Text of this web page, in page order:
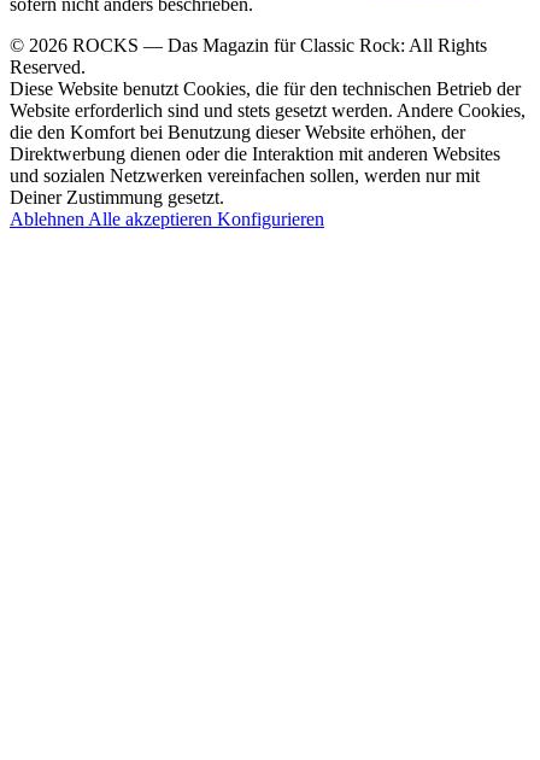
sofern nicht anders beschrieben.
© 2026 ROCKS — Das Magazin für Classic Rock: All Rights
Reserved.
Diese Website benutzt Cookies, die für den technischen Betrieb der
Website erforderlich sind und stets gesetzt werden. Andere Cookies,
die den Komfort bei Benutzung dieser Website erhöhen, der
Direktwerbung dienen oder die Interaktion mit anderen Websites
und sozialen Netzwerken vereinfachen sollen, werden nur mit
Deiner Zustimmung gesetzt.
Ablehnen Alle akzeptieren Konfigurieren